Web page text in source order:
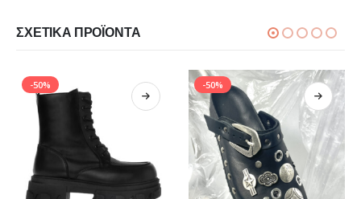
ΣΧΕΤΙΚΆ ΠΡΟΪΌΝΤΑ
-50% -50%